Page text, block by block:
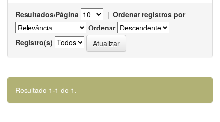
Resultados/Página | Ordenar registros por
Ordenar
Registro(s)
Resultado 1-1 de 1.